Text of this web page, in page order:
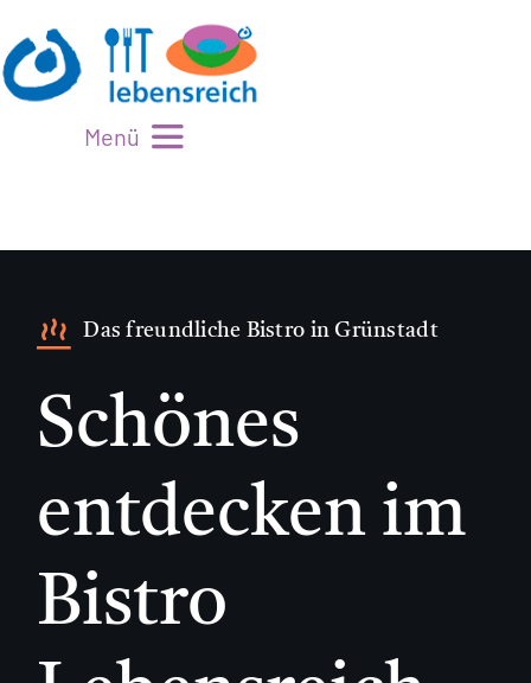
Inhalt
springen
Menü
Veranstaltungen
Kaufladen
Über uns
360°
Das freundliche Bistro in Grünstadt
Schönes
entdecken im
Bistro